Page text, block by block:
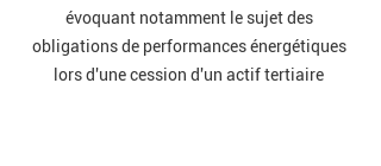
évoquant notamment le sujet des
obligations de performances énergétiques
lors d'une cession d'un actif tertiaire